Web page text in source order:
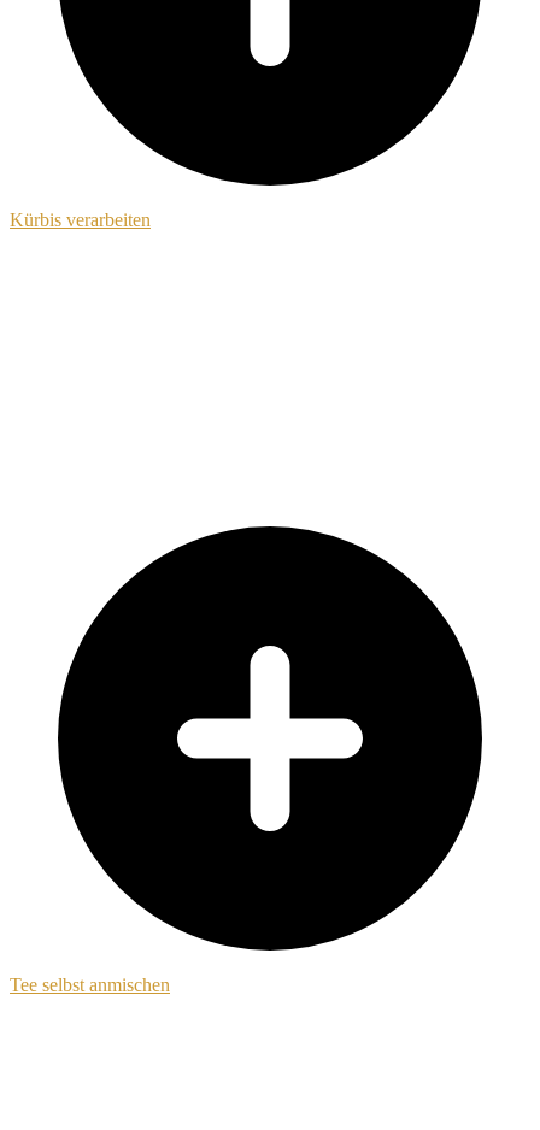
Kürbis verarbeiten
Tee selbst anmischen